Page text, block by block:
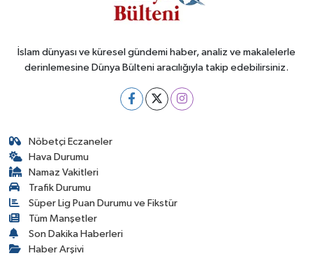
İslam dünyası ve küresel gündemi haber, analiz ve makalelerle
derinlemesine Dünya Bülteni aracılığıyla takip edebilirsiniz.
Nöbetçi Eczaneler
Hava Durumu
Namaz Vakitleri
Trafik Durumu
Süper Lig Puan Durumu ve Fikstür
Tüm Manşetler
Son Dakika Haberleri
Haber Arşivi